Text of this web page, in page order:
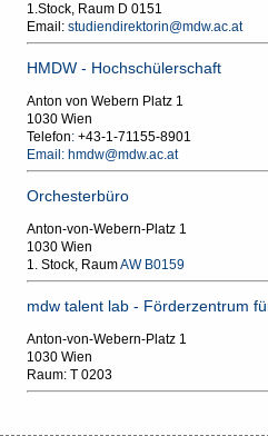
1.Stock, Raum D 0151
Email: studiendirektorin@mdw.ac.at
HMDW - Hochschülerschaft
Anton von Webern Platz 1
1030 Wien
Telefon: +43-1-71155-8901
Email: hmdw@mdw.ac.at
Orchesterbüro
Anton-von-Webern-Platz 1
1030 Wien
1. Stock, RaumAW B0159
mdw talent lab - Förderzentrum
Anton-von-Webern-Platz 1
1030 Wien
Raum: T 0203